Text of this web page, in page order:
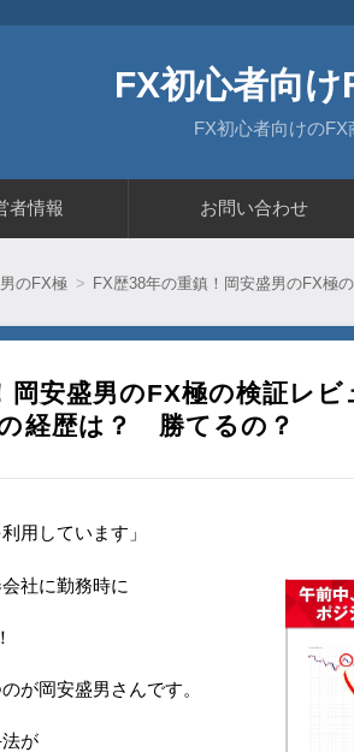
FX初心者向
FX初心者向けの
者情報 お問い合わせ
のFX極 FX歴38年の重鎮！岡安盛男のFX
岡安盛男のFX極の検証レ
経歴は？ 勝てるの？
用しています」
社に勤務時に
が岡安盛男さんです。
が